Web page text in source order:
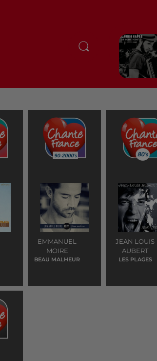
EMMANUEL
MOIRE
BEAU MALHEUR
JEAN LOUIS
AUBERT
LES PLAGES